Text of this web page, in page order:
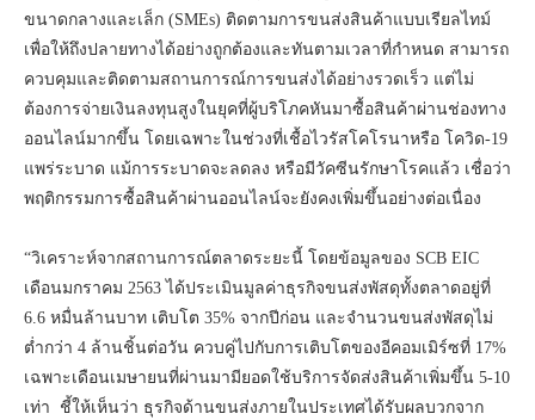
ขนาดกลางและเล็ก (SMEs) ติดตามการขนส่งสินค้าแบบเรียลไทม์
เพื่อให้ถึงปลายทางได้อย่างถูกต้องและทันตามเวลาที่กำหนด สามารถ
ควบคุมและติดตามสถานการณ์การขนส่งได้อย่างรวดเร็ว แต่ไม่
ต้องการจ่ายเงินลงทุนสูงในยุคที่ผู้บริโภคหันมาซื้อสินค้าผ่านช่องทาง
ออนไลน์มากขึ้น โดยเฉพาะในช่วงที่เชื้อไวรัสโคโรนาหรือ โควิด-19
แพร่ระบาด แม้การระบาดจะลดลง หรือมีวัคซีนรักษาโรคแล้ว เชื่อว่า
พฤติกรรมการซื้อสินค้าผ่านออนไลน์จะยังคงเพิ่มขึ้นอย่างต่อเนื่อง
“วิเคราะห์จากสถานการณ์ตลาดระยะนี้ โดยข้อมูลของ SCB EIC
เดือนมกราคม 2563 ได้ประเมินมูลค่าธุรกิจขนส่งพัสดุทั้งตลาดอยู่ที่
6.6 หมื่นล้านบาท เติบโต 35% จากปีก่อน และจำนวนขนส่งพัสดุไม่
ต่ำกว่า 4 ล้านชิ้นต่อวัน ควบคู่ไปกับการเติบโตของอีคอมเมิร์ซที่ 17%
เฉพาะเดือนเมษายนที่ผ่านมามียอดใช้บริการจัดส่งสินค้าเพิ่มขึ้น 5-10
เท่า ชี้ให้เห็นว่า ธุรกิจด้านขนส่งภายในประเทศได้รับผลบวกจาก